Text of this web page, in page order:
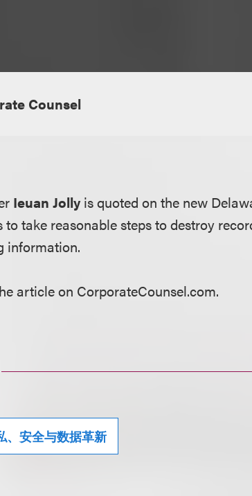
Counsel
Ieuan Jolly is quoted on the new
take reasonable steps to destroy
information.
article on CorporateCounsel.com.
、安全与数据革新